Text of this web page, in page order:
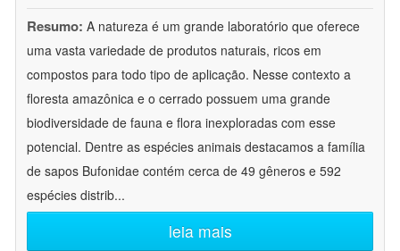
Resumo: A natureza é um grande laboratório que oferece
uma vasta variedade de produtos naturais, ricos em
compostos para todo tipo de aplicação. Nesse contexto a
floresta amazônica e o cerrado possuem uma grande
biodiversidade de fauna e flora inexploradas com esse
potencial. Dentre as espécies animais destacamos a família
de sapos Bufonidae contém cerca de 49 gêneros e 592
espécies distrib...
leia mais